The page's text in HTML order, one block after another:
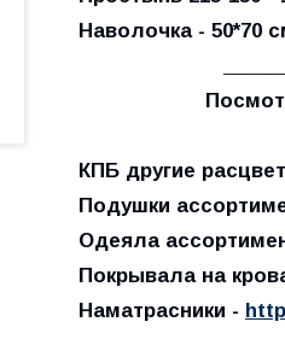
Наволочка - 50*70
КПБ другие
Подушки
Одеяла
Покрывала на
Наматрасники -